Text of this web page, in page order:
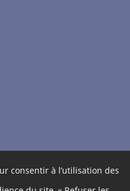
consentir à l’utilisation des